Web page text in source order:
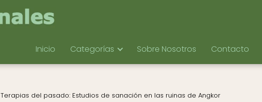
Inicio Categorías Sobre Nosotros Contacto
Terapias del pasado: Estudios de sanación en las ruinas de Angkor